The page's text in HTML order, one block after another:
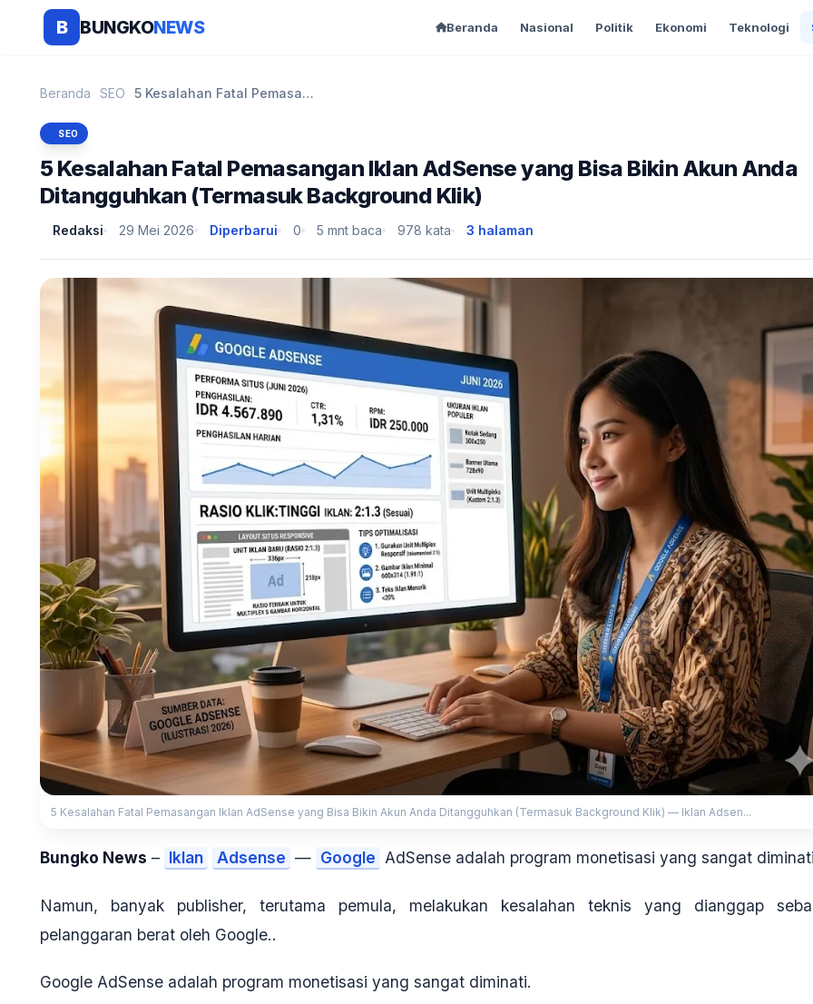
B BUNGKONEWS Beranda Nasional Politik Ekonomi Teknologi
Beranda SEO 5 Kesalahan Fatal Pemasangan Iklan AdSense yang Bi...
SEO
5 Kesalahan Fatal Pemasangan Iklan AdSense yang Bisa Bikin Akun Anda
Ditangguhkan (Termasuk Background Klik)
Redaksi 29 Mei 2026 Diperbarui 0 5 mnt baca 978 kata 3 halaman
5 Kesalahan Fatal Pemasangan Iklan AdSense yang Bisa Bikin Akun Anda Ditangguhkan (Termasuk Background Klik) — Iklan Adsen...
Bungko News – Iklan Adsense — Google AdSense adalah program monetisasi yang sangat
Namun, banyak publisher, terutama pemula, melakukan kesalahan teknis yang dianggap
pelanggaran berat oleh Google..
Google AdSense adalah program monetisasi yang sangat diminati.